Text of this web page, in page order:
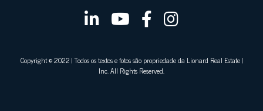
Copyright © 2022 | Todos os textos e fotos são propriedade da Lionard Real Estate |
Inc. All Rights Reserved.